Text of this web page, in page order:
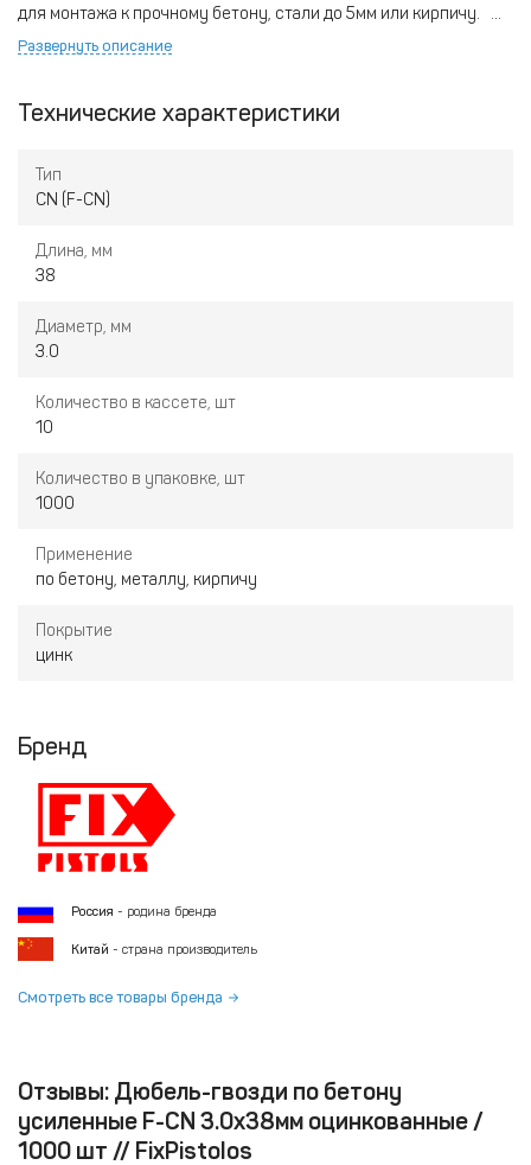
для монтажа к прочному бетону, стали до 5мм или кирпичу.
Подходят для газовых монтажных пистолетов FGT-95,
Развернуть описание
Технические характеристики
Тип
CN (F-CN)
Длина, мм
38
Диаметр, мм
3.0
Количество в кассете, шт
10
Количество в упаковке, шт
1000
Применение
по бетону, металлу, кирпичу
Покрытие
цинк
Бренд
Россия - родина бренда
Китай - страна производитель
Смотреть все товары бренда
Отзывы: Дюбель-гвозди по бетону
усиленные F-CN 3.0x38мм оцинкованные /
1000 шт // FixPistolos